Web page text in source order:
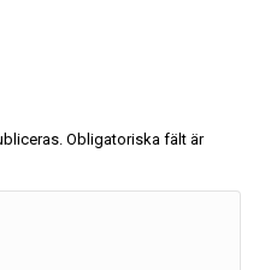
Obligatoriska fält är